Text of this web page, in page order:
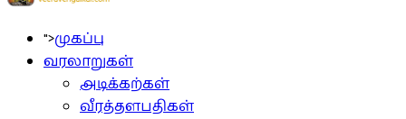
">முகப்பு
வரலாறுகள்
அடிக்கற்கள்
வீரத்தளபதிகள்